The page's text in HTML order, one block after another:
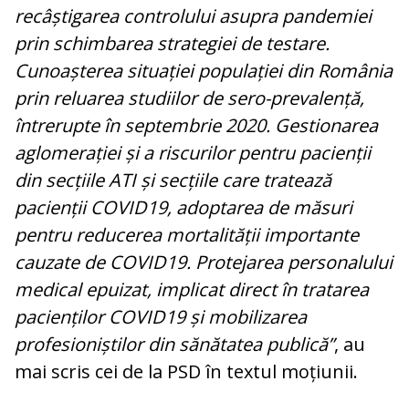
recâștigarea controlului asupra pandemiei
prin schimbarea strategiei de testare.
Cunoașterea situației populației din România
prin reluarea studiilor de sero-prevalență,
întrerupte în septembrie 2020. Gestionarea
aglomerației și a riscurilor pentru pacienții
din secțiile ATI și secțiile care tratează
pacienții COVID19, adoptarea de măsuri
pentru reducerea mortalității importante
cauzate de COVID19. Protejarea personalului
medical epuizat, implicat direct în tratarea
pacienților COVID19 și mobilizarea
profesioniștilor din sănătatea publică”, au
mai scris cei de la PSD în textul moțiunii.